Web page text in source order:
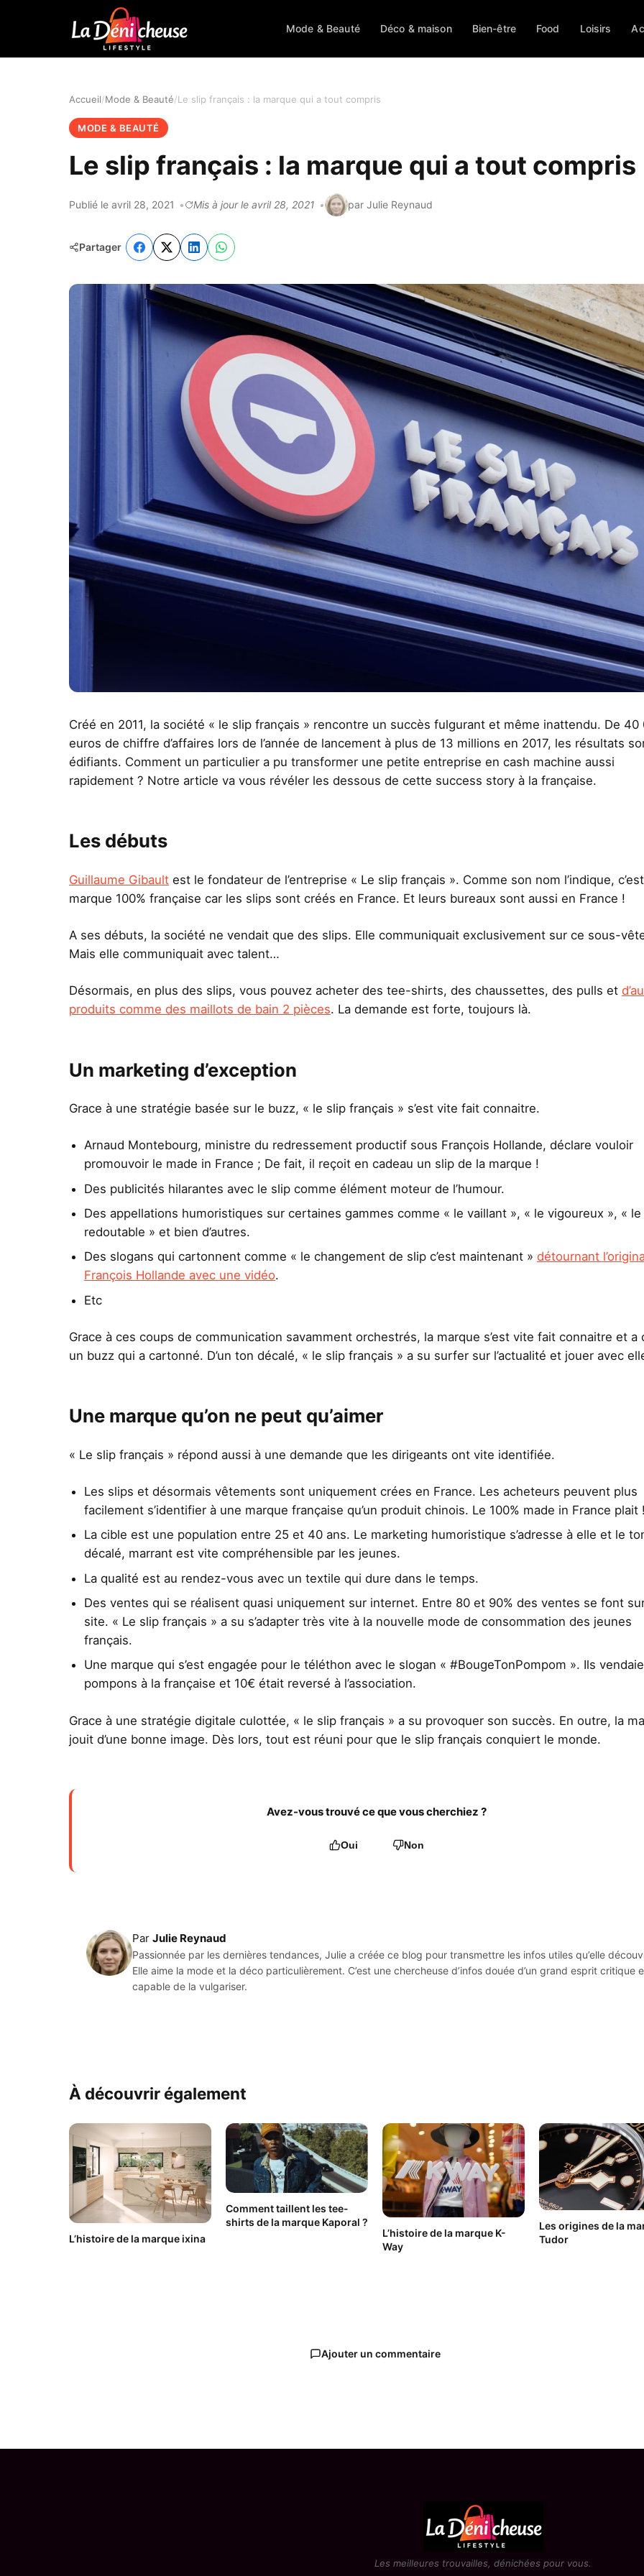
Mode & Beauté Déco & maison Bien-être Food Loisirs
Accueil Mode & Beauté Le slip français : la marque qui a tout compris
MODE & BEAUTÉ
Le slip français : la marque qui a tout compris
Publié le avril 28, 2021 Mis à jour le avril 28, 2021 par Julie Reynaud
Partager
Créé en 2011, la société « le slip français » rencontre un succès fulgurant et même inattendu. De 40
euros de chiffre d’affaires lors de l’année de lancement à plus de 13 millions en 2017, les résultats
édifiants. Comment un particulier a pu transformer une petite entreprise en cash machine aussi
rapidement ? Notre article va vous révéler les dessous de cette success story à la française.
Les débuts
Guillaume Gibault est le fondateur de l’entreprise « Le slip français ». Comme son nom l’indique,
marque 100% française car les slips sont créés en France. Et leurs bureaux sont aussi en France !
A ses débuts, la société ne vendait que des slips. Elle communiquait exclusivement sur ce sous-
Mais elle communiquait avec talent…
Désormais, en plus des slips, vous pouvez acheter des tee-shirts, des chaussettes, des pulls et
produits comme des maillots de bain 2 pièces. La demande est forte, toujours là.
Un marketing d’exception
Grace à une stratégie basée sur le buzz, « le slip français » s’est vite fait connaitre.
Arnaud Montebourg, ministre du redressement productif sous François Hollande, déclare vouloir
promouvoir le made in France ; De fait, il reçoit en cadeau un slip de la marque !
Des publicités hilarantes avec le slip comme élément moteur de l’humour.
Des appellations humoristiques sur certaines gammes comme « le vaillant », « le vigoureux », « le
redoutable » et bien d’autres.
Des slogans qui cartonnent comme « le changement de slip c’est maintenant » détournant
François Hollande avec une vidéo.
Etc
Grace à ces coups de communication savamment orchestrés, la marque s’est vite fait connaitre et a
un buzz qui a cartonné. D’un ton décalé, « le slip français » a su surfer sur l’actualité et jouer avec
Une marque qu’on ne peut qu’aimer
« Le slip français » répond aussi à une demande que les dirigeants ont vite identifiée.
Les slips et désormais vêtements sont uniquement crées en France. Les acheteurs peuvent plus
facilement s’identifier à une marque française qu’un produit chinois. Le 100% made in France plait !
La cible est une population entre 25 et 40 ans. Le marketing humoristique s’adresse à elle et le
décalé, marrant est vite compréhensible par les jeunes.
La qualité est au rendez-vous avec un textile qui dure dans le temps.
Des ventes qui se réalisent quasi uniquement sur internet. Entre 80 et 90% des ventes se font
site. « Le slip français » a su s’adapter très vite à la nouvelle mode de consommation des jeunes
français.
Une marque qui s’est engagée pour le téléthon avec le slogan « #BougeTonPompom ». Ils
pompons à la française et 10€ était reversé à l’association.
Grace à une stratégie digitale culottée, « le slip français » a su provoquer son succès. En outre, la
jouit d’une bonne image. Dès lors, tout est réuni pour que le slip français conquiert le monde.
Avez-vous trouvé ce que vous cherchiez ?
Oui Non
Par Julie Reynaud
Passionnée par les dernières tendances, Julie a créée ce blog pour transmettre les infos utiles qu’elle
Elle aime la mode et la déco particulièrement. C’est une chercheuse d’infos douée d’un grand esprit critique
capable de la vulgariser.
À découvrir également
L’histoire de la marque ixina
Comment taillent les tee-
shirts de la marque Kaporal ?
L’histoire de la marque K-
Way
Les origines de la
Tudor
Ajouter un commentaire
Les meilleures trouvailles, dénichées pour vous.